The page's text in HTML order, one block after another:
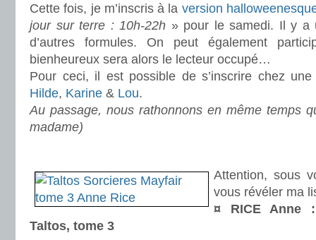
Cette fois, je m’inscris à la version
jour sur terre : 10h-22h » pour le samedi. Il y a
d’autres formules. On peut également
bienheureux sera alors le lecteur occupé…
Pour ceci, il est possible de s’inscrire chez
Hilde, Karine & Lou.
Au passage, nous rathonnons en même temps
madame)
Attention, sous
vous révéler ma
¤ RICE Anne
Taltos, tome 3